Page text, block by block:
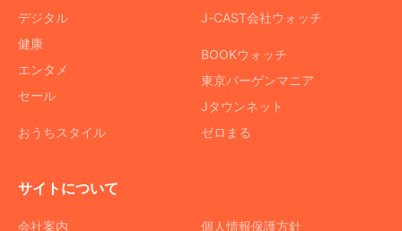
デジタル
健康
エンタメ
セール
おうちスタイル
J-CAST会社ウォッチ
BOOKウォッチ
東京バーゲンマニア
Jタウンネット
ゼロまる
サイトについて
会社案内 個人情報保護方針